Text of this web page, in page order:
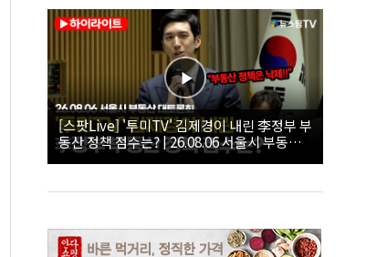
[스팟Live] '투미TV' 김제경이 내린 李정부 부
동산 정책 점수는? | 26.08.06 서울시 부동산
대토론회